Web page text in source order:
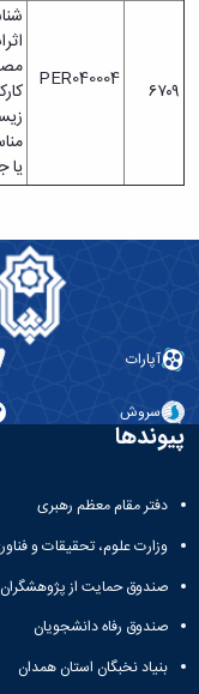
۶۷۰۹ PER040004
یا
آپارات
سروش
پیوندها
دفتر مقام معظم رهبری
وزارت علوم، تحقیقات و
صندوق حمایت از پژوهشگران
صندوق رفاه دانشجویان
بنیاد نخبگان استان همدان